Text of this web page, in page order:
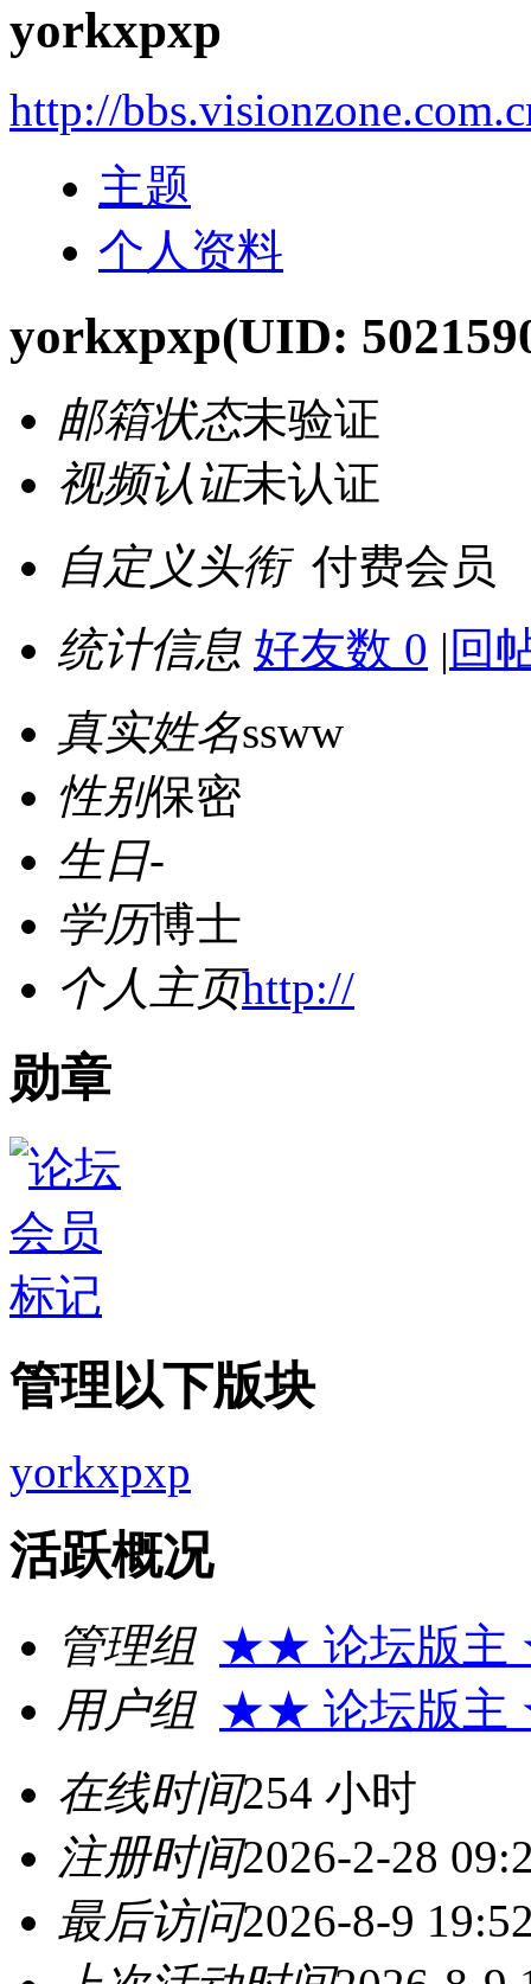
yorkxpxp
http://
主题
个人资料
yorkxpxp(UID:
邮箱状态未验证
视频认证未认证
自定义头衔 付费会员
统计信息 好友数 0 | 回
真实姓名ssww
性别保密
生日-
学历博士
个人主页http://
勋章
管理以下版块
yorkxpxp
活跃概况
管理组 ★★ 论坛版
用户组 ★★ 论坛版
在线时间254 小时
注册时间2026-2-28
最后访问2026-8-9